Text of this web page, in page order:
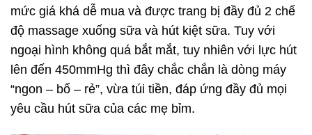
mức giá khá dễ mua và được trang bị đầy đủ 2 chế
độ massage xuống sữa và hút kiệt sữa. Tuy với
ngoại hình không quá bắt mắt, tuy nhiên với lực hút
lên đến 450mmHg thì đây chắc chắn là dòng máy
“ngon – bổ – rẻ”, vừa túi tiền, đáp ứng đầy đủ mọi
yêu cầu hút sữa của các mẹ bỉm.